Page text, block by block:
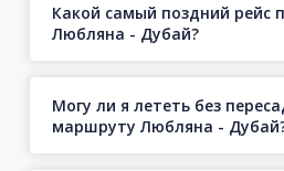
Какой самый поздний рейс
Любляна - Дубай?
Могу ли я лететь без
маршруту Любляна -